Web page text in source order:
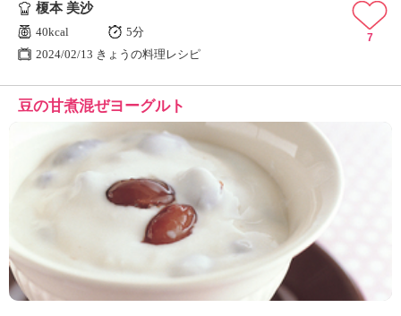
榎本 美沙
40kcal
5分
2024/02/13 きょうの料理レシピ
7
豆の甘煮混ぜヨーグルト